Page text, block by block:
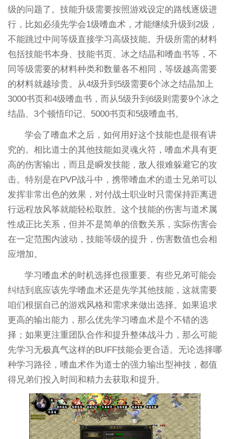
级的问题了。技能升级需要按照游戏设定的路线逐级进
行，比如必须先学会1级嗜血术，才能继续升级到2级，
不能跳过中间等级直接学习高级技能。升级所需的材料
包括技能书本身、技能书页、冰之结晶和嗜血书等，不
同等级需要的材料种类和数量各不相同，等级越高需要
的材料就越珍贵。从4级升到5级需要6个冰之结晶加上
3000书页和4级嗜血书，而从5级升到6级则需要9个冰之
结晶、3个顿悟印记、5000书页和5级嗜血书。
学会了嗜血术之后，如何用好这个技能也是很有讲
究的。相比道士的其他技能如灵魂火符，嗜血术具有更
高的伤害输出，而且是瞬发技能，敌人很难躲避它的攻
击。特别是在PVP战斗中，携带嗜血术的道士兄弟可以
发挥非常出色的效果，对付战士职业时只需保持距离进
行远程放风筝就能轻松取胜。这个技能的伤害与道术属
性成正比关系，但并不是简单的倍数关系，实际伤害会
在一定范围内波动，技能等级的提升，伤害数值也会相
应增加。
学习嗜血术的时机选择也很重要。有些兄弟可能会
纠结到底应该先学嗜血术还是先学其他技能，这就需要
咱们根据自己的游戏风格和需求来做出选择。如果追求
更高的输出能力，那么优先学习嗜血术是个不错的选
择；如果更注重团队合作和提升整体战斗力，那么可能
先学习无极真气这样的BUFF技能会更合适。无论选择哪
种学习路径，嗜血术作为道士的强力输出型神技，都值
得兄弟们投入时间和精力去获取和提升。